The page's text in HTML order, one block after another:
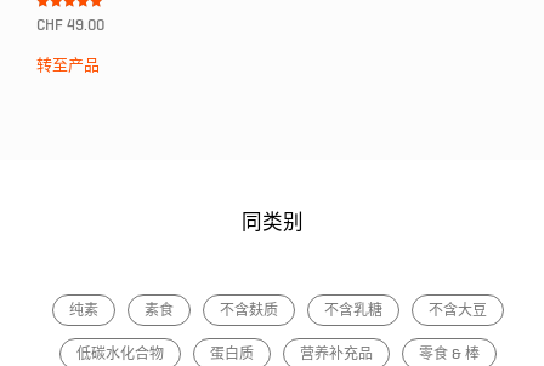
Bewertet mit
5.00
CHF 49.00
转至产品
同类别
纯素 素食 不含麸质 不含乳糖 不含大豆
低碳水化合物 蛋白质 营养补充品 零食 & 棒